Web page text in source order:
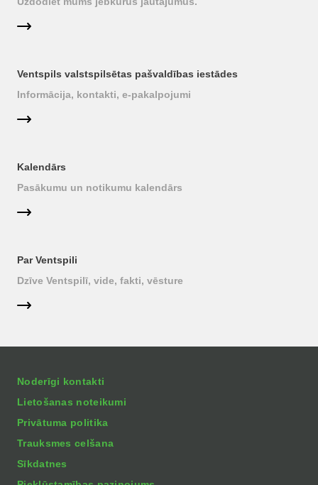
Ventspils valstspilsētas pašvaldības iestādes
Informācija, kontakti, e-pakalpojumi
Kalendārs
Pasākumu un notikumu kalendārs
Par Ventspili
Dzīve Ventspilī, vide, fakti, vēsture
Noderīgi kontakti
Lietošanas noteikumi
Privātuma politika
Trauksmes celšana
Sīkdatnes